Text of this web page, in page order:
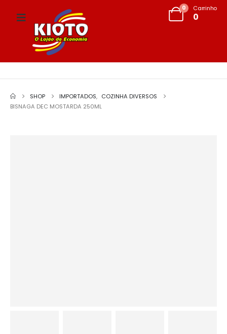
0 Carrinho
0
SHOP IMPORTADOS, COZINHA DIVERSOS
BISNAGA DEC MOSTARDA 250ML